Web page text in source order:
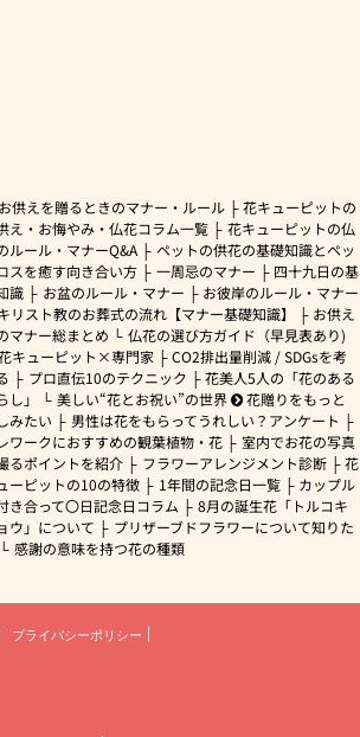
お供えを贈るときのマナー・ルール
花キューピットの
え・お悔やみ・仏花コラム一覧
花キューピットの仏
ルール・マナーQ&A
ペットの供花の基礎知識とペッ
スを癒す向き合い方
一周忌のマナー
四十九日の基
識
お盆のルール・マナー
お彼岸のルール・マナー
リスト教のお葬式の流れ【マナー基礎知識】
お供え
マナー総まとめ
仏花の選び方ガイド（早見表あり)
キューピット×専門家
CO2排出量削減 / SDGsを考
プロ直伝10のテクニック
花美人5人の「花のある
し」
美しい“花とお祝い”の世界
花贈りをもっと
みたい
男性は花をもらってうれしい？アンケート
ワークにおすすめの観葉植物・花
室内でお花の写真
るポイントを紹介
フラワーアレンジメント診断
花
ーピットの10の特徴
1年間の記念日一覧
カップル
き合って〇日記念日コラム
8月の誕生花「トルコキ
ウ」について
プリザーブドフラワーについて知りた
感謝の意味を持つ花の種類
プライバシーポリシー